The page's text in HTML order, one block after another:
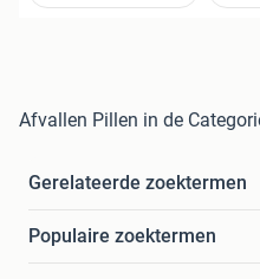
Afvallen Pillen in de
Gerelateerde zoektermen
Populaire zoektermen